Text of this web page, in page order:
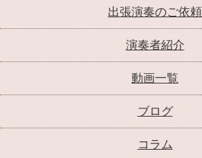
出張演奏のご依頼
演奏者紹介
動画一覧
ブログ
コラム